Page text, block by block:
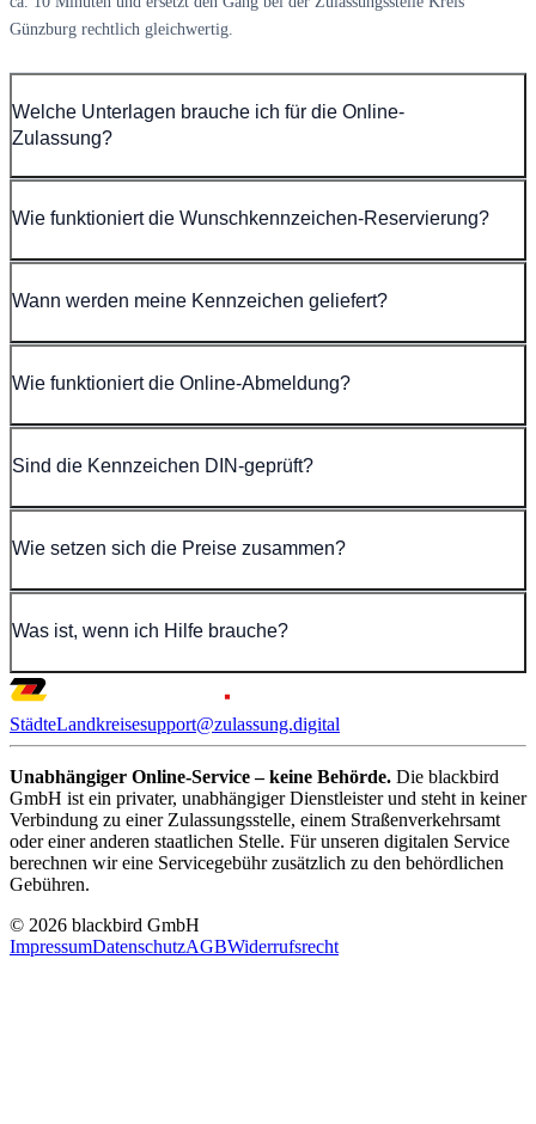
Günzburg rechtlich gleichwertig.
Welche Unterlagen brauche ich für die Online-
Zulassung?
Wie funktioniert die Wunschkennzeichen-Reservierung?
Wann werden meine Kennzeichen geliefert?
Wie funktioniert die Online-Abmeldung?
Sind die Kennzeichen DIN-geprüft?
Wie setzen sich die Preise zusammen?
Was ist, wenn ich Hilfe brauche?
StädteLandkreisesupport@zulassung.digital
Unabhängiger Online-Service – keine Behörde. Die blackbird
GmbH ist ein privater, unabhängiger Dienstleister und steht in keiner
Verbindung zu einer Zulassungsstelle, einem Straßenverkehrsamt
oder einer anderen staatlichen Stelle. Für unseren digitalen Service
berechnen wir eine Servicegebühr zusätzlich zu den behördlichen
Gebühren.
© 2026 blackbird GmbH
ImpressumDatenschutzAGBWiderrufsrecht